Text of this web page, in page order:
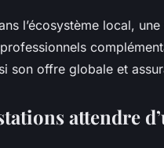
l’écosystème local,
son offre globale et
attendre